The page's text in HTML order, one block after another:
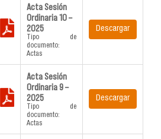
Acta Sesión
Ordinaria 10 –
2025
Tipo de
documento:
Actas
Descargar
Acta Sesión
Ordinaria 9 –
2025
Tipo de
documento:
Actas
Descargar